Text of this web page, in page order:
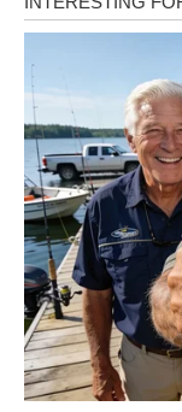
Zvijezde vas
i modernim
Moguće su nove
ali dugoročno
Vaša originalnost